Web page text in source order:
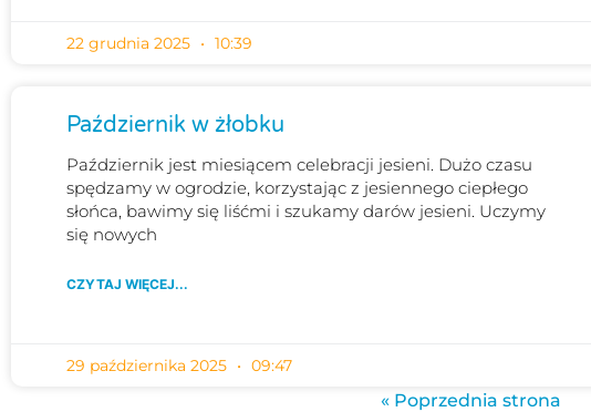
22 grudnia 2025 10:39
Październik w żłobku
Październik jest miesiącem celebracji jesieni. Dużo czasu
spędzamy w ogrodzie, korzystając z jesiennego ciepłego
słońca, bawimy się liśćmi i szukamy darów jesieni. Uczymy
się nowych
CZYTAJ WIĘCEJ...
29 października 2025 09:47
« Poprzednia strona